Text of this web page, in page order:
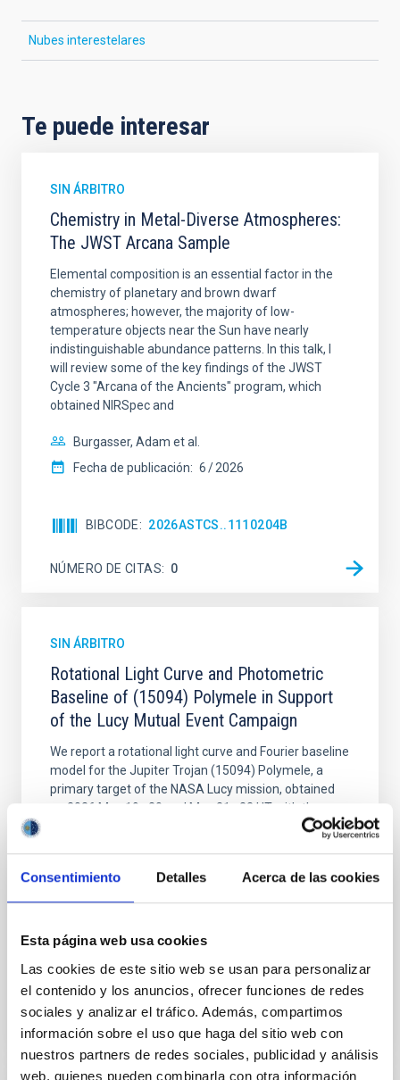
Consentimiento Detalles Acerca de las cookies
Esta página web usa cookies
Las cookies de este sitio web se usan para personalizar
el contenido y los anuncios, ofrecer funciones de redes
sociales y analizar el tráfico. Además, compartimos
información sobre el uso que haga del sitio web con
nuestros partners de redes sociales, publicidad y análisis
web, quienes pueden combinarla con otra información
Nubes interestelares
Te puede interesar
SIN ÁRBITRO
Chemistry in Metal-Diverse Atmospheres:
The JWST Arcana Sample
Elemental composition is an essential factor in the
chemistry of planetary and brown dwarf
atmospheres; however, the majority of low-
temperature objects near the Sun have nearly
indistinguishable abundance patterns. In this talk, I
will review some of the key findings of the JWST
Cycle 3 "Arcana of the Ancients" program, which
obtained NIRSpec and
Burgasser, Adam et al.
Fecha de publicación: 6 2026
BIBCODE 2026ASTCS..1110204B
NÚMERO DE CITAS 0
SIN ÁRBITRO
Rotational Light Curve and Photometric
Baseline of (15094) Polymele in Support
of the Lucy Mutual Event Campaign
We report a rotational light curve and Fourier baseline
model for the Jupiter Trojan (15094) Polymele, a
primary target of the NASA Lucy mission, obtained
on 2026 May 19─20 and May 21─22 UT with the
Two-meter Twin Telescope (TTT). Phase-Dispersion
Alarcon, Miguel R. et al.
BIBCODE 2026RNAAS..10..143A
NÚMERO DE CITAS